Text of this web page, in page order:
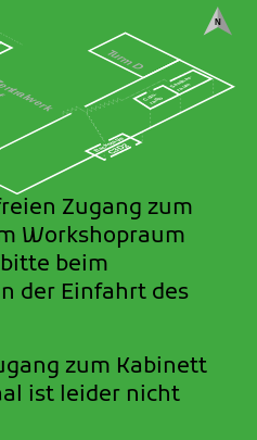
Zugang zum
Workshopraum
beim
der Einfahrt des
zum Kabinett
ist leider nicht